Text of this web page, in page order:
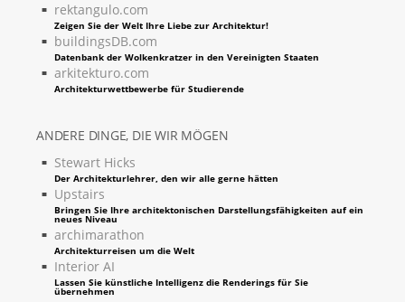
rektangulo.com
Zeigen Sie der Welt Ihre Liebe zur Architektur!
buildingsDB.com
Datenbank der Wolkenkratzer in den Vereinigten Staaten
arkitekturo.com
Architekturwettbewerbe für Studierende
ANDERE DINGE, DIE WIR MÖGEN
Stewart Hicks
Der Architekturlehrer, den wir alle gerne hätten
Upstairs
Bringen Sie Ihre architektonischen Darstellungsfähigkeiten auf ein
neues Niveau
archimarathon
Architekturreisen um die Welt
Interior AI
Lassen Sie künstliche Intelligenz die Renderings für Sie
übernehmen